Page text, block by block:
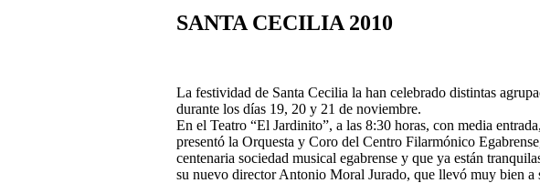
SANTA CECILIA 2010
La festividad de Santa Cecilia la han celebrado distintas
durante los días 19, 20 y 21 de noviembre.
En el Teatro “El Jardinito”, a las 8:30 horas, con media
presentó la Orquesta y Coro del Centro Filarmónico
centenaria sociedad musical egabrense y que ya están
su nuevo director Antonio Moral Jurado, que llevó muy bien a